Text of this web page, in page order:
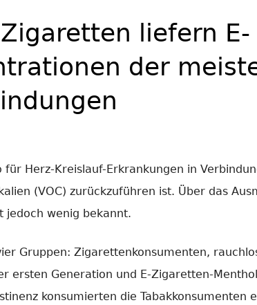
liefern E-
der
Herz-Kreislauf-Erkrankungen in
(VOC) zurückzuführen ist. Über das
jedoch wenig bekannt.
Gruppen: Zigarettenkonsumenten,
ersten Generation und E-Zigaretten-
konsumierten die Tabakkonsumenten